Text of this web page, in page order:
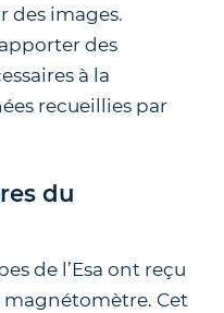
des images.
des
à la
recueillies par
du
de l’Esa ont reçu
magnétomètre. Cet